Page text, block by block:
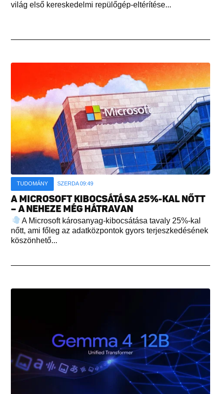
világ első kereskedelmi repülőgép-eltérítése...
TUDOMÁNY SZERDA 09:49
A MICROSOFT KIBOCSÁTÁSA 25%-KAL NŐTT
– A NEHEZE MÉG HÁTRAVAN
A Microsoft károsanyag-kibocsátása tavaly 25%-kal
nőtt, ami főleg az adatközpontok gyors terjeszkedésének
köszönhető...